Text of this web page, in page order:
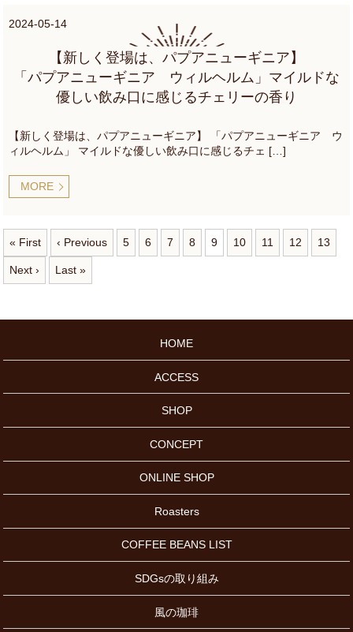
2024-05-14
【新しく登場は、パプアニューギニア】
「パプアニューギニア ウィルヘルム」マイルドな
優しい飲み口に感じるチェリーの香り
【新しく登場は、パプアニューギニア】 「パプアニューギニア ウ
ィルヘルム」 マイルドな優しい飲み口に感じるチェ […]
MORE
« First ‹ Previous 5 6 7 8 9 10 11 12 13
Next › Last »
HOME
ACCESS
SHOP
CONCEPT
ONLINE SHOP
Roasters
COFFEE BEANS LIST
SDGsの取り組み
風の珈琲